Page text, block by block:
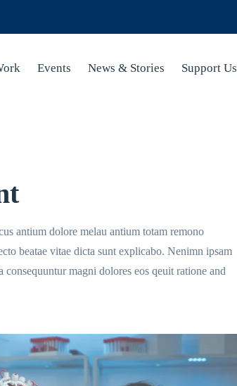
Events News & Stories Support Us
antium dolore melau antium totam remono
beatae vitae dicta sunt explicabo. Nenimn ipsam
magni dolores eos qeuit ratione and